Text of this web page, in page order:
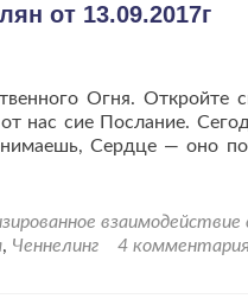
от
от 13.09.2017г
Огня. Откройте
нас сие Послание.
Сердце — оно
, Ченнелинг 4